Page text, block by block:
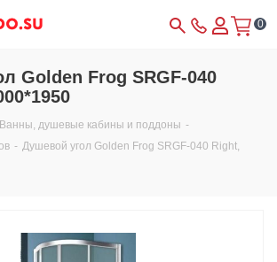
0
Golden Frog SRGF-040
Ванны, душевые кабины и поддоны -
- Душевой угол Golden Frog SRGF-040 Right,